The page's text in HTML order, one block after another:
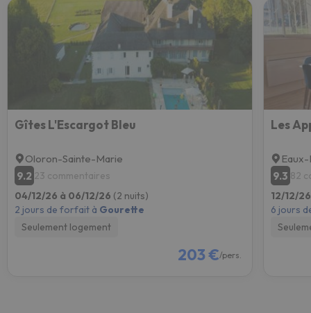
Gîtes L'Escargot Bleu
Oloron-Sainte-Marie
9.2 23 commentaires
04/12/26 à 06/12/26 (2 nuits)
2 jours de forfait à Gourette
Seulement logement
203 €/pers.
Les
9.3 82
12/12/
6 jours